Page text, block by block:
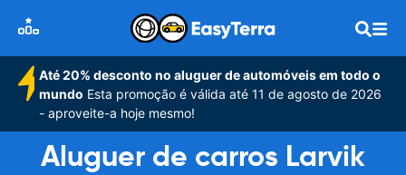
Até 20% desconto no aluguer de automóveis em todo o
mundo Esta promoção é válida até 11 de agosto de 2026
- aproveite-a hoje mesmo!
Aluguer de carros Larvik